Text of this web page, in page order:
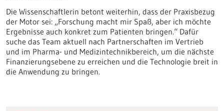
Die Wissenschaftlerin betont weiterhin, dass der Praxisbezug
der Motor sei: „Forschung macht mir Spaß, aber ich möchte
Ergebnisse auch konkret zum Patienten bringen.“ Dafür
suche das Team aktuell nach Partnerschaften im Vertrieb
und im Pharma- und Medizintechnikbereich, um die nächste
Finanzierungsebene zu erreichen und die Technologie breit in
die Anwendung zu bringen.